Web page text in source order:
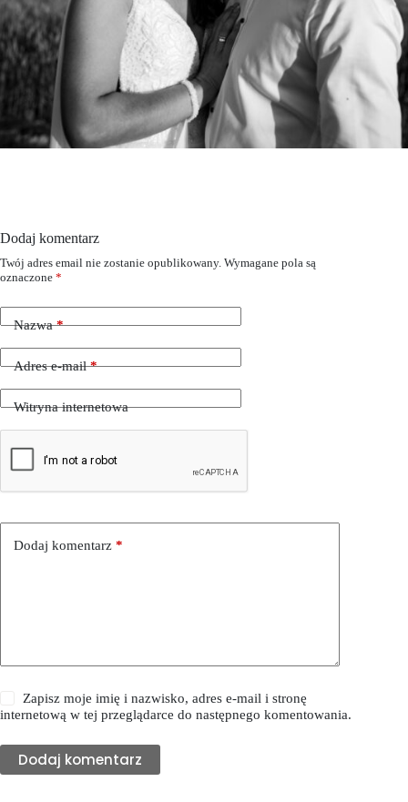
Dodaj komentarz
Twój adres email nie zostanie opublikowany. Wymagane pola są
oznaczone *
Nazwa*
Adres e-mail*
Witryna internetowa
Dodaj komentarz *
Zapisz moje imię i nazwisko, adres e-mail i stronę
internetową w tej przeglądarce do następnego komentowania.
Dodaj komentarz